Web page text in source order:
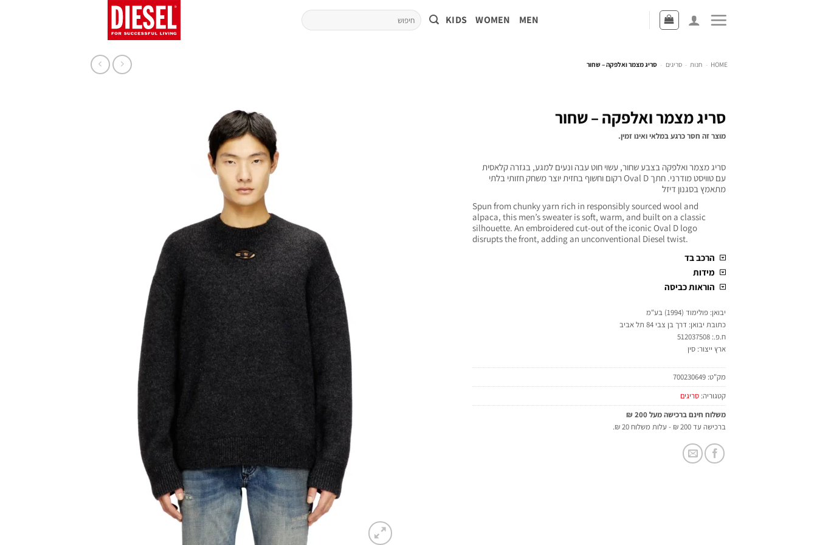
MEN
WOMEN
KIDS
HOME
- חנות - סריגים - סריג מצמר ואלפקה – שחור
סריג מצמר ואלפקה – שחור
מוצר זה חסר כרגע במלאי ואינו זמין.
סריג מצמר ואלפקה בצבע שחור, עשוי חוט עבה ונעים למגע, בגזרה קלאסית
עם טוויסט מודרני. חתך Oval D רקום וחשוף בחזית יוצר משחק חזותי בלתי
מתאמץ בסגנון דיזל
Spun from chunky yarn rich in responsibly sourced wool and
alpaca, this men’s sweater is soft, warm, and built on a classic
silhouette. An embroidered cut-out of the iconic Oval D logo
disrupts the front, adding an unconventional Diesel twist.
הרכב בד
מידות
הוראות כביסה
יבואן: פולימוד (1994) בע"מ
כתובת יבואן: דרך בן צבי 84 תל אביב
ח.פ.: 512037508
ארץ ייצור: סין
מק"ט: 700230649
קטגוריה: סריגים
משלוח חינם ברכישה מעל 200 ₪
ברכישה עד 200 ₪ - עלות משלוח 20 ₪.